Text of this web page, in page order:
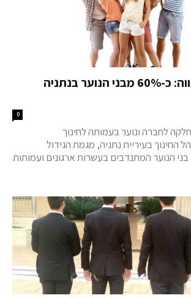
סיבה טובה לגאווה: כ-60% מבני הנוער בנתניה
0
לחברה ונוער בעמותה לחינוך
החינוך בעיריית נתניה, מגמת הגידול
הנוער המתנדבים בעשרות ארגונים ועמותות